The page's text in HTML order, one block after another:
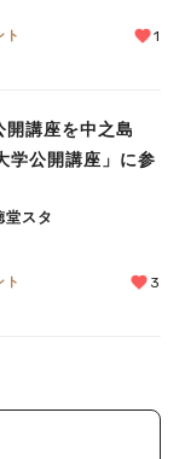
ト 1
開講座を中之島
学公開講座」に参
堂スタ
ト 3